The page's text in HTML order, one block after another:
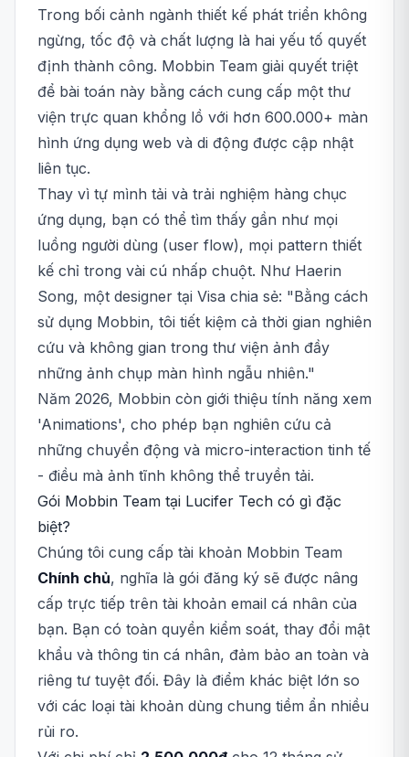
Trong bối cảnh ngành thiết kế phát triển không
ngừng, tốc độ và chất lượng là hai yếu tố quyết
định thành công. Mobbin Team giải quyết triệt
để bài toán này bằng cách cung cấp một thư
viện trực quan khổng lồ với hơn 600.000+ màn
hình ứng dụng web và di động được cập nhật
liên tục.
Thay vì tự mình tải và trải nghiệm hàng chục
ứng dụng, bạn có thể tìm thấy gần như mọi
luồng người dùng (user flow), mọi pattern thiết
kế chỉ trong vài cú nhấp chuột. Như Haerin
Song, một designer tại Visa chia sẻ: "Bằng cách
sử dụng Mobbin, tôi tiết kiệm cả thời gian nghiên
cứu và không gian trong thư viện ảnh đầy
những ảnh chụp màn hình ngẫu nhiên."
Năm 2026, Mobbin còn giới thiệu tính năng xem
'Animations', cho phép bạn nghiên cứu cả
những chuyển động và micro-interaction tinh tế
- điều mà ảnh tĩnh không thể truyền tải.
Gói Mobbin Team tại Lucifer Tech có gì đặc
biệt?
Chúng tôi cung cấp tài khoản Mobbin Team
Chính chủ, nghĩa là gói đăng ký sẽ được nâng
cấp trực tiếp trên tài khoản email cá nhân của
bạn. Bạn có toàn quyền kiểm soát, thay đổi mật
khẩu và thông tin cá nhân, đảm bảo an toàn và
riêng tư tuyệt đối. Đây là điểm khác biệt lớn so
với các loại tài khoản dùng chung tiềm ẩn nhiều
rủi ro.